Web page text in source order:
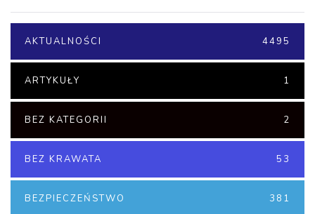
AKTUALNOŚCI 4495
ARTYKUŁY 1
BEZ KATEGORII 2
BEZ KRAWATA 53
BEZPIECZEŃSTWO 381